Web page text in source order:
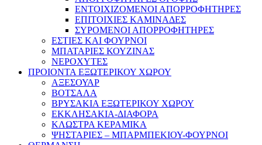
ΕΝΤΟΙΧΙΖΟΜΕΝΟΙ ΑΠΟΡΡΟΦΗΤΗΡΕΣ
ΕΠΙΤΟΙΧΙΕΣ ΚΑΜΙΝΑΔΕΣ
ΣΥΡΟΜΕΝΟΙ ΑΠΟΡΡΟΦΗΤΗΡΕΣ
ΕΣΤΙΕΣ ΚΑΙ ΦΟΥΡΝΟΙ
ΜΠΑΤΑΡΙΕΣ ΚΟΥΖΙΝΑΣ
ΝΕΡΟΧΥΤΕΣ
ΠΡΟΙΟΝΤΑ ΕΞΩΤΕΡΙΚΟΥ ΧΩΡΟΥ
ΑΞΕΣΟΥΑΡ
ΒΟΤΣΑΛΑ
ΒΡΥΣΑΚΙΑ ΕΞΩΤΕΡΙΚΟΥ ΧΩΡΟΥ
ΕΚΚΛΗΣΑΚΙΑ-ΔΙΑΦΟΡΑ
ΚΛΩΣΤΡΑ ΚΕΡΑΜΙΚΑ
ΨΗΣΤΑΡΙΕΣ – ΜΠΑΡΜΠΕΚΙΟΥ-ΦΟΥΡΝΟΙ